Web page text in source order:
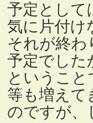
予定として
気に片付け
それが終わ
予定でした
というこ
等も増えて
のですが、